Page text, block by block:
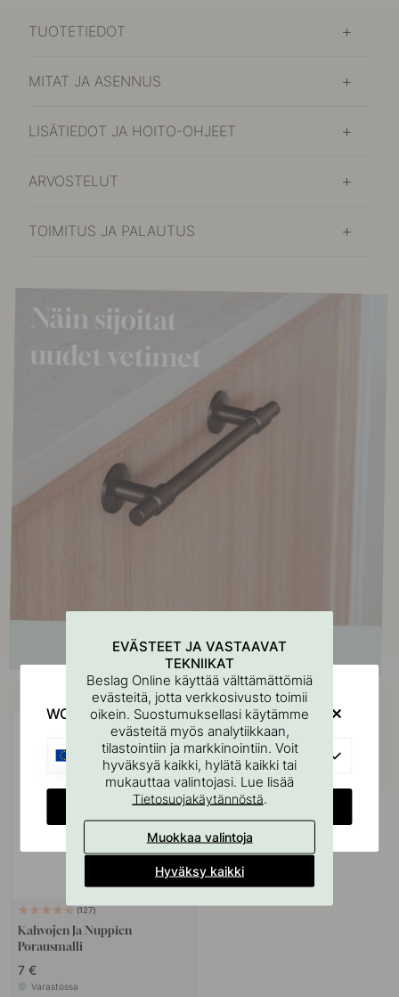
TUOTETIEDOT
MITAT JA ASENNUS
LISÄTIEDOT JA HOITO-OHJEET
ARVOSTELUT
TOIMITUS JA PALAUTUS
Osta yhdessä
127
Kahvojen Ja Nuppien
Porausmalli
7 €
Varastossa
EVÄSTEET JA VASTAAVAT
TEKNIIKAT
Beslag Online käyttää välttämättömiä
evästeitä, jotta verkkosivusto toimii
oikein. Suostumuksellasi käytämme
evästeitä myös analytiikkaan,
tilastointiin ja markkinointiin. Voit
hyväksyä kaikki, hylätä kaikki tai
mukauttaa valintojasi. Lue lisää
Tietosuojakäytännöstä.
Muokkaa valintoja
Hyväksy kaikki
WOULD YOU RATHER VISIT?
EU
CHANGE COUNTRY